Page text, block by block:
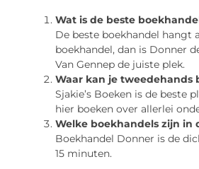
Wat is de beste
De beste boekhandel hangt
boekhandel, dan is Donner
Van Gennep de juiste plek.
Waar kan je tweedehands
Sjakie’s Boeken is de beste
hier boeken over allerlei
Welke boekhandels zijn in
Boekhandel Donner is de
15 minuten.